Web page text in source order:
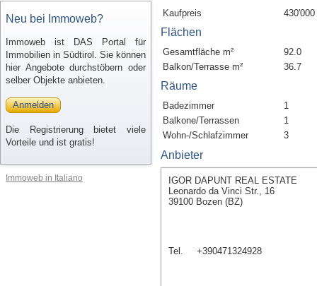
Neu bei Immoweb?
Immoweb ist DAS Portal für
Immobilien in Südtirol. Sie können
hier Angebote durchstöbern oder
selber Objekte anbieten.
Anmelden
Die Registrierung bietet viele
Vorteile und ist gratis!
Immoweb in Italiano
Kaufpreis 430'000
Flächen
Gesamtfläche m²
92.0
Balkon/Terrasse m²
36.7
Räume
Badezimmer
1
Balkone/Terrassen
1
Wohn-/Schlafzimmer
3
Anbieter
IGOR DAPUNT REAL ESTATE
Leonardo da Vinci Str., 16
39100 Bozen (BZ)
Tel. +390471324928